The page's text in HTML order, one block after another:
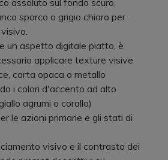
sporco o grigio chiaro per
aspetto digitale piatto, è
applicare texture visive
carta opaca o metallo
i colori d'accento ad alto
agrumi o corallo)
le azioni primarie e gli stati di
visivo e il contrasto dei